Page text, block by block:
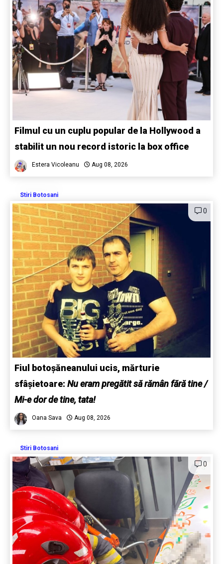
Filmul cu un cuplu popular de la Hollywood a
stabilit un nou record istoric la box office
Estera Vicoleanu Aug 08, 2026
Stiri Botosani
0
Fiul botoșăneanului ucis, mărturie
sfâșietoare: Nu eram pregătit să rămân fără tine /
Mi-e dor de tine, tata!
Oana Sava Aug 08, 2026
Stiri Botosani
0